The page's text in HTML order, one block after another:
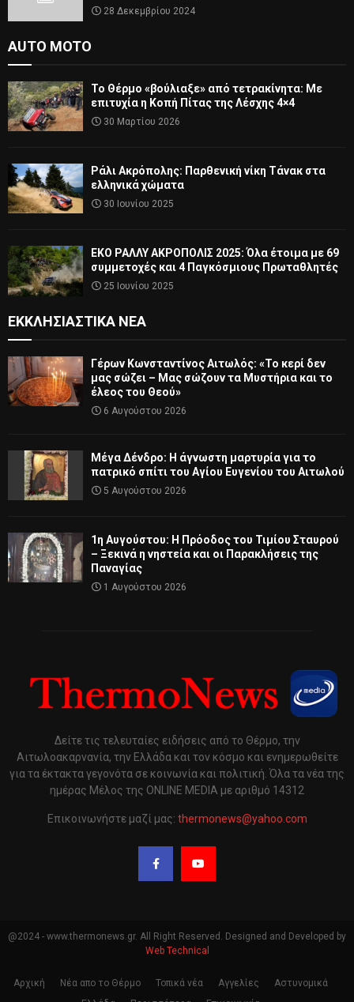
28 Δεκεμβρίου 2024
AUTO MOTO
Το Θέρμο «βούλιαξε» από τετρακίνητα: Με
επιτυχία η Κοπή Πίτας της Λέσχης 4×4
30 Μαρτίου 2026
Ράλι Ακρόπολης: Παρθενική νίκη Τάνακ στα
ελληνικά χώματα
30 Ιουνίου 2025
ΕΚΟ ΡΑΛΛΥ ΑΚΡΟΠΟΛΙΣ 2025: Όλα έτοιμα με 69
συμμετοχές και 4 Παγκόσμιους Πρωταθλητές
25 Ιουνίου 2025
ΕΚΚΛΗΣΙΑΣΤΙΚΆ ΝΈΑ
Γέρων Κωνσταντίνος Αιτωλός: «Το κερί δεν
μας σώζει – Μας σώζουν τα Μυστήρια και το
έλεος του Θεού»
6 Αυγούστου 2026
Μέγα Δένδρο: Η άγνωστη μαρτυρία για το
πατρικό σπίτι του Αγίου Ευγενίου του Αιτωλού
5 Αυγούστου 2026
1η Αυγούστου: Η Πρόοδος του Τιμίου Σταυρού
– Ξεκινά η νηστεία και οι Παρακλήσεις της
Παναγίας
1 Αυγούστου 2026
Δείτε τις τελευταίες ειδήσεις από το Θέρμο, την
Αιτωλοακαρνανία, την Ελλάδα και τον κόσμο και ενημερωθείτε
για τα έκτακτα γεγονότα σε κοινωνία και πολιτική. Όλα τα νέα της
ημέρας Μέλος της ONLINE MEDIA με αριθμό 14312
Επικοινωνήστε μαζί μας: thermonews@yahoo.com
@2024 - www.thermonews.gr. All Right Reserved. Designed and Developed by
Web Technical
Αρχική Νέα απο το Θέρμο Τοπικά νέα Αγγελίες
Αστυνομικά